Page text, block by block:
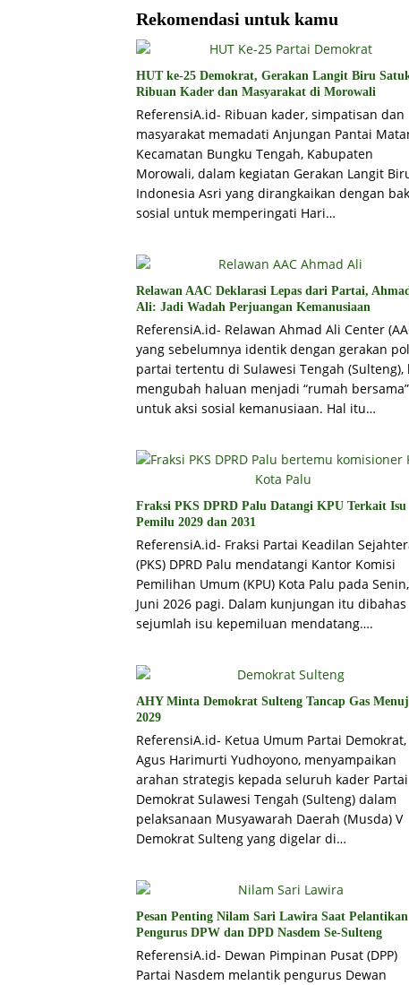
Rekomendasi untuk kamu
HUT ke-25 Demokrat, Gerakan Langit Biru
Ribuan Kader dan Masyarakat di Morowali
ReferensiA.id- Ribuan kader, simpatisan dan
masyarakat memadati Anjungan Pantai
Kecamatan Bungku Tengah, Kabupaten
Morowali, dalam kegiatan Gerakan Langit
Indonesia Asri yang dirangkaikan dengan
sosial untuk memperingati Hari…
Relawan AAC Deklarasi Lepas dari Partai,
Ali: Jadi Wadah Perjuangan Kemanusiaan
ReferensiA.id- Relawan Ahmad Ali Center
yang sebelumnya identik dengan gerakan
partai tertentu di Sulawesi Tengah (Sulteng),
mengubah haluan menjadi “rumah bersama”
untuk aksi sosial kemanusiaan. Hal itu…
Fraksi PKS DPRD Palu Datangi KPU Terkait Isu
Pemilu 2029 dan 2031
ReferensiA.id- Fraksi Partai Keadilan
(PKS) DPRD Palu mendatangi Kantor Komisi
Pemilihan Umum (KPU) Kota Palu pada
Juni 2026 pagi. Dalam kunjungan itu dibahas
sejumlah isu kepemiluan mendatang….
AHY Minta Demokrat Sulteng Tancap Gas
2029
ReferensiA.id- Ketua Umum Partai Demokrat,
Agus Harimurti Yudhoyono, menyampaikan
arahan strategis kepada seluruh kader Partai
Demokrat Sulawesi Tengah (Sulteng) dalam
pelaksanaan Musyawarah Daerah (Musda) V
Demokrat Sulteng yang digelar di…
Pesan Penting Nilam Sari Lawira Saat Pelantikan
Pengurus DPW dan DPD Nasdem Se-Sulteng
ReferensiA.id- Dewan Pimpinan Pusat (DPP)
Partai Nasdem melantik pengurus Dewan